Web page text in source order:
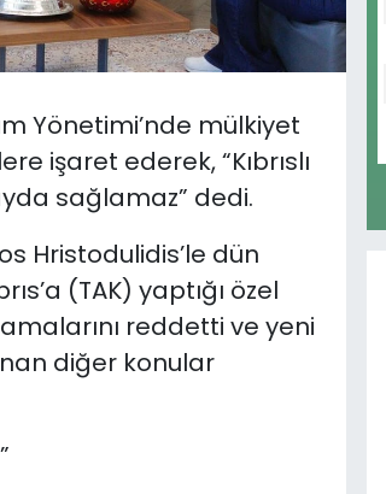
Yönetimi’nde mülkiyet
işaret ederek, “Kıbrıslı
sağlamaz” dedi.
Hristodulidis’le dün
(TAK) yaptığı özel
reddetti ve yeni
diğer konular